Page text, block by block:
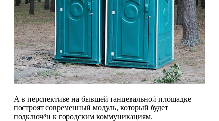
А в перспективе на бывшей танцевальной площадке
построят современный модуль, который будет
подключён к городским коммуникациям.